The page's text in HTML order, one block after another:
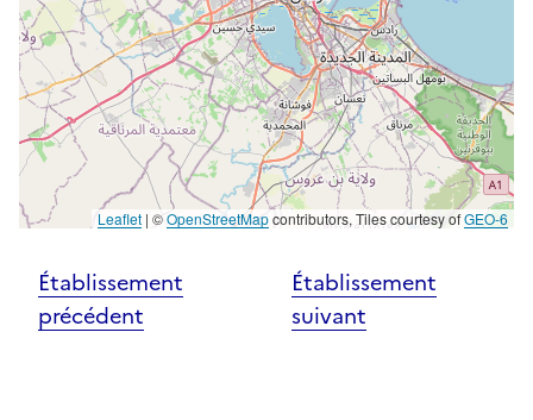
Leaflet | ©OpenStreetMapcontributors, Tiles courtesy ofGEO-6
Établissement
précédent
Établissement
suivant